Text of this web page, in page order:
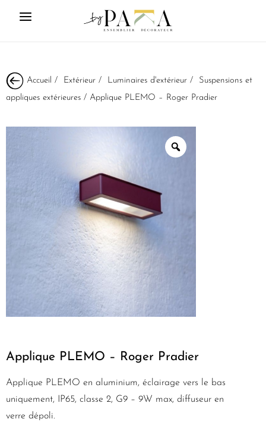
Accueil / Extérieur / Luminaires d'extérieur / Suspensions et
appliques extérieures / Applique PLEMO – Roger Pradier
Applique PLEMO – Roger Pradier
Applique PLEMO en aluminium, éclairage vers le bas
uniquement, IP65, classe 2, G9 – 9W max, diffuseur en
verre dépoli.